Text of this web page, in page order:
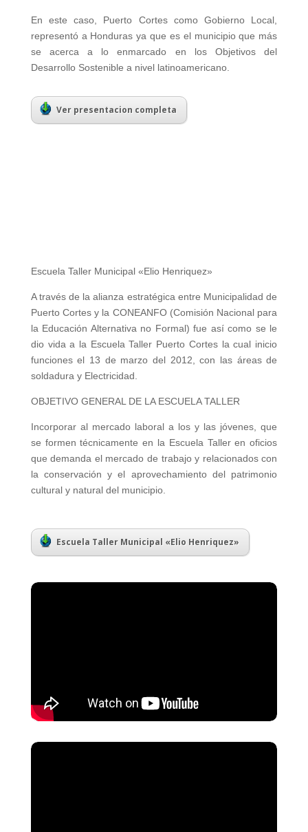
En este caso, Puerto Cortes como Gobierno Local,
representó a Honduras ya que es el municipio que más
se acerca a lo enmarcado en los Objetivos del
Desarrollo Sostenible a nivel latinoamericano.
Ver presentacion completa
Escuela Taller Municipal «Elio Henriquez»
A través de la alianza estratégica entre Municipalidad de
Puerto Cortes y la CONEANFO (Comisión Nacional para
la Educación Alternativa no Formal) fue así como se le
dio vida a la Escuela Taller Puerto Cortes la cual inicio
funciones el 13 de marzo del 2012, con las áreas de
soldadura y Electricidad.
OBJETIVO GENERAL DE LA ESCUELA TALLER
Incorporar al mercado laboral a los y las jóvenes, que
se formen técnicamente en la Escuela Taller en oficios
que demanda el mercado de trabajo y relacionados con
la conservación y el aprovechamiento del patrimonio
cultural y natural del municipio.
Escuela Taller Municipal «Elio Henriquez»